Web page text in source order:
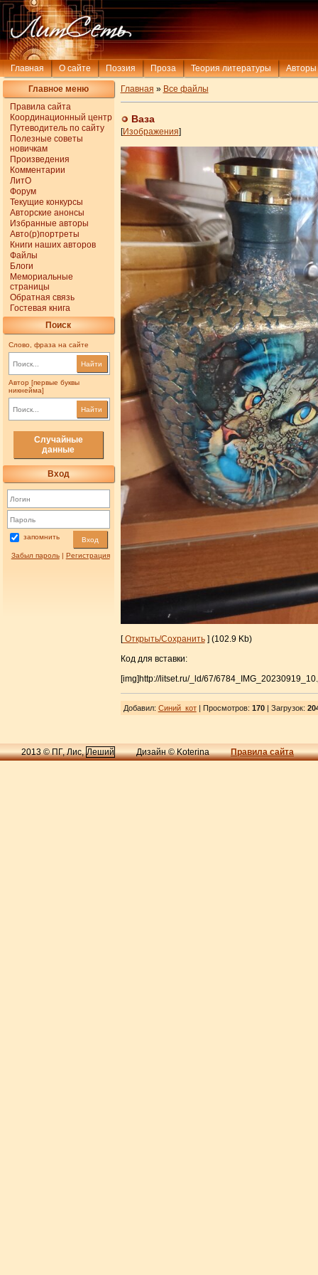
Главная О сайте Поэзия Проза Теория литературы Авторы
Главное меню
Правила сайта
Координационный центр
Путеводитель по сайту
Полезные советы
новичкам
Произведения
Комментарии
ЛитО
Форум
Текущие конкурсы
Авторские анонсы
Избранные авторы
Авто(р)портреты
Книги наших авторов
Файлы
Блоги
Мемориальные
страницы
Обратная связь
Гостевая книга
Поиск
Слово, фраза на сайте
Найти
Автор [первые буквы
никнейма]
Найти
Случайные
данные
Вход
запомнить Вход
Забыл пароль| Регистрация
Главная » Все файлы
Ваза
[Изображения]
[Открыть/Сохранить] (102.9 Kb)
Код для вставки:
[img]http://litset.ru/_ld/67/
Добавил: Синий_кот| Просмотров: 170| Загрузок:
2013 © ПГ, Лис,Леший Дизайн © Koterina Правила сайта